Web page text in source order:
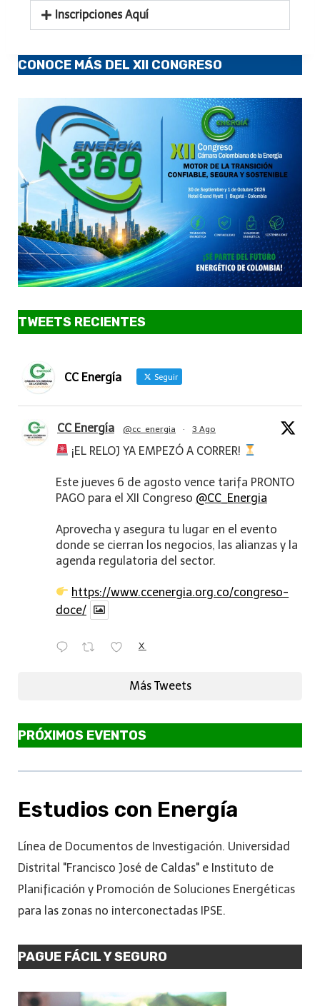
Inscripciones Aquí
CONOCE MÁS DEL XII CONGRESO
TWEETS RECIENTES
CC Energía Seguir
CC Energía @cc_energia · 3 Ago
¡EL RELOJ YA EMPEZÓ A CORRER!
Este jueves 6 de agosto vence tarifa PRONTO
PAGO para el XII Congreso @CC_Energia
Aprovecha y asegura tu lugar en el evento
donde se cierran los negocios, las alianzas y la
agenda regulatoria del sector.
https://www.ccenergia.org.co/congreso-
doce/
X
Más Tweets
PRÓXIMOS EVENTOS
Estudios con Energía
Línea de Documentos de Investigación. Universidad
Distrital "Francisco José de Caldas" e Instituto de
Planificación y Promoción de Soluciones Energéticas
para las zonas no interconectadas IPSE.
PAGUE FÁCIL Y SEGURO